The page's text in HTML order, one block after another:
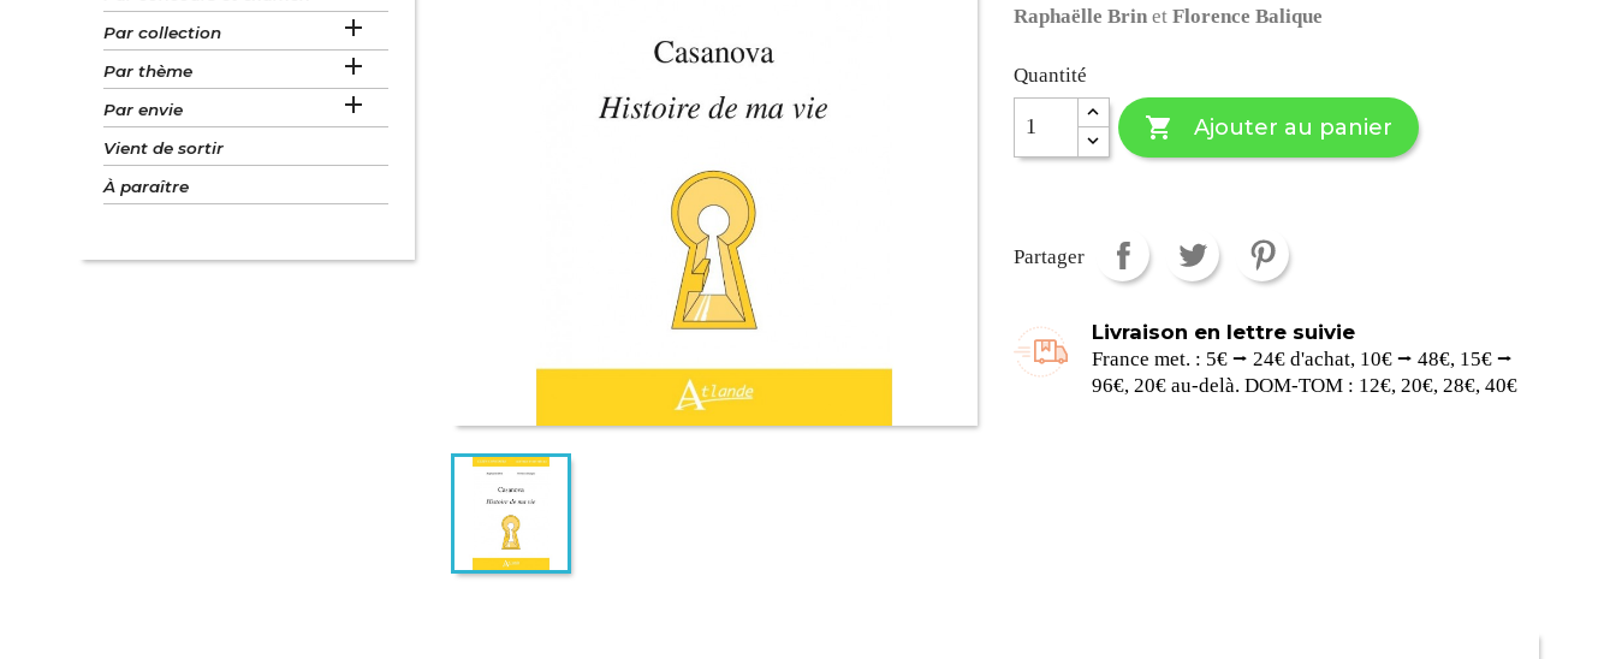
Par collection 
Par thème 
Par envie 
Vient de sortir
À paraître
Raphaëlle Brinet Florence Balique
Quantité
 Ajouter au panier
Partager
Livraison en lettre suivie
France met. : 5€ ⭢ 24€ d'achat, 10€ ⭢ 48€, 15€ ⭢
96€, 20€ au-delà. DOM-TOM : 12€, 20€, 28€, 40€